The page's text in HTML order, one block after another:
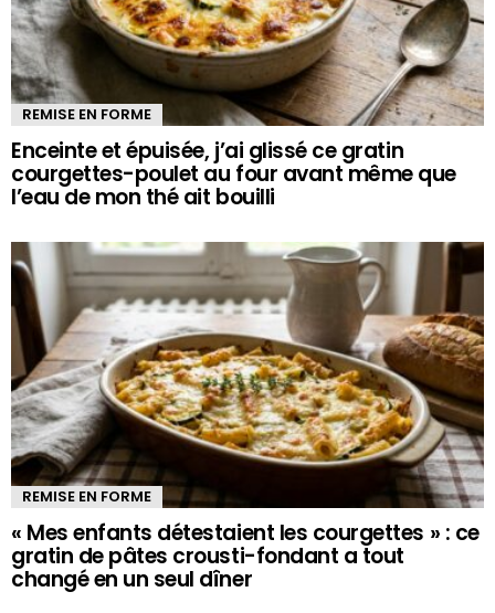
REMISE EN FORME
Enceinte et épuisée, j’ai glissé ce gratin
courgettes-poulet au four avant même que
l’eau de mon thé ait bouilli
REMISE EN FORME
« Mes enfants détestaient les courgettes » : ce
gratin de pâtes crousti-fondant a tout
changé en un seul dîner